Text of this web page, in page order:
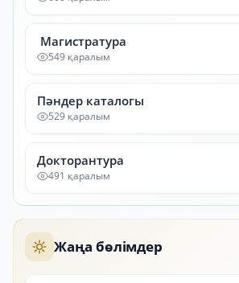
Магистратура
549 қаралым
Пәндер каталогы
529 қаралым
Докторантура
491 қаралым
Жаңа бөлімдер